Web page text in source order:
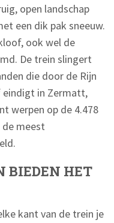
open landschap
een dik pak sneeuw.
ook wel de
De trein slingert
die door de Rijn
eindigt in Zermatt,
werpen op de 4.478
meest
BIEDEN HET
kant van de trein je